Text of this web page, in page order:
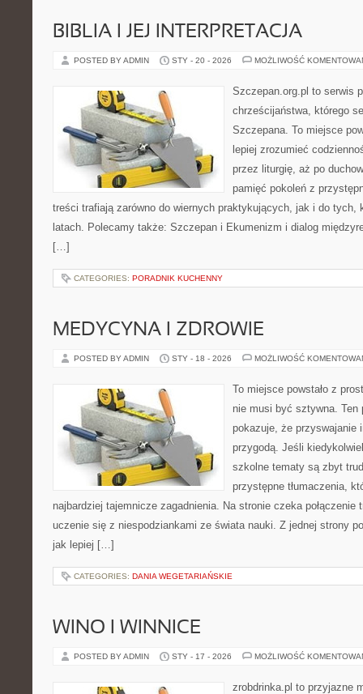
BIBLIA I JEJ INTERPRETACJA
POSTED BY ADMIN STY - 20 - 2026 MOŻLIWOŚĆ
Szczepan.org.pl to serwis
chrześcijaństwa, którego
Szczepana. To miejsce
lepiej zrozumieć
przez liturgię, aż po
pamięć pokoleń z
treści trafiają zarówno do wiernych praktykujących, jak i do tych,
latach. Polecamy także: Szczepan i Ekumenizm i dialog
[…]
CATEGORIES: PORADNIK KUCHENNY
MEDYCYNA I ZDROWIE
POSTED BY ADMIN STY - 18 - 2026 MOŻLIWOŚĆ
To miejsce powstało z
nie musi być sztywna. Ten
pokazuje, że przyswajanie
przygodą. Jeśli
szkolne tematy są zbyt
przystępne tłumaczenia,
najbardziej tajemnicze zagadnienia. Na stronie czeka połączenie
uczenie się z niespodziankami ze świata nauki. Z jednej strony
jak lepiej […]
CATEGORIES: DANIA WEGETARIAŃSKIE
WINO I WINNICE
POSTED BY ADMIN STY - 17 - 2026 MOŻLIWOŚĆ
zrobdrinka.pl to przyjazne